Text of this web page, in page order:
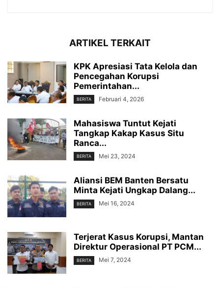
ARTIKEL TERKAIT
KPK Apresiasi Tata Kelola dan
Pencegahan Korupsi
Pemerintahan...
BERITA Februari 4, 2026
Mahasiswa Tuntut Kejati
Tangkap Kakap Kasus Situ
Ranca...
BERITA Mei 23, 2024
Aliansi BEM Banten Bersatu
Minta Kejati Ungkap Dalang...
BERITA Mei 16, 2024
Terjerat Kasus Korupsi, Mantan
Direktur Operasional PT PCM...
BERITA Mei 7, 2024